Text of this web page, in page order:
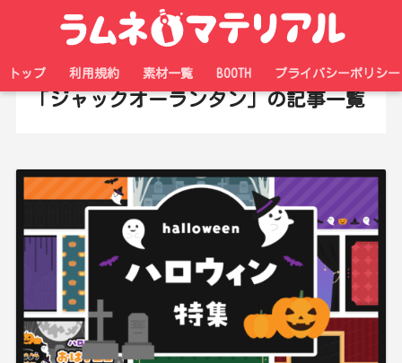
トップ 利用規約 素材一覧 BOOTH プライバシーポリシー
「ジャックオーランタン」の記事一覧